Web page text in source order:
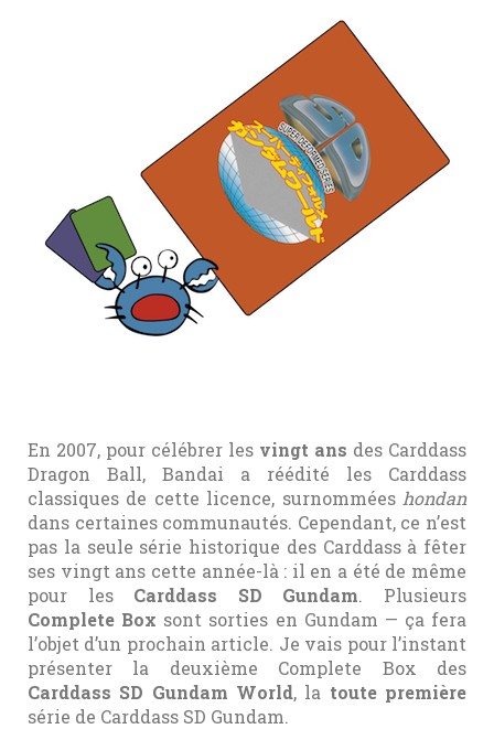
En 2007, pour célébrer les vingt ans des Carddass
Dragon Ball, Bandai a réédité les Carddass
classiques de cette licence, surnommées hondan
dans certaines communautés. Cependant, ce n’est
pas la seule série historique des Carddass à fêter
ses vingt ans cette année-là : il en a été de même
pour les Carddass SD Gundam. Plusieurs
Complete Box sont sorties en Gundam — ça fera
l’objet d’un prochain article. Je vais pour l’instant
présenter la deuxième Complete Box des
Carddass SD Gundam World, la toute première
série de Carddass SD Gundam.